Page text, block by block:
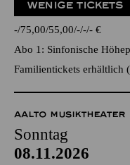
Werke von Hector
WENIGE TICKETS
- 75,00 55,00 - - -€
Abo 1: Sinfonische
Familienticketserhältlich
AALTO MUSIKTHEATER